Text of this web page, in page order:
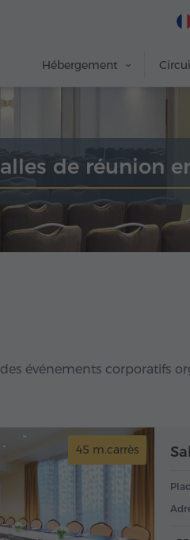
Hébergement
de réunion
événements corporatifs
45 m.carrès